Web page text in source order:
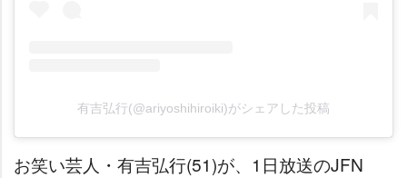
有吉弘行(@ariyoshihiroiki)がシェアした投稿
お笑い芸人・有吉弘行(51)が、1日放送のJFN